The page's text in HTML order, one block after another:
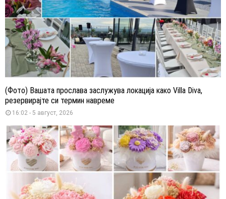
(Фото) Вашата прослава заслужува локација како Villa Diva,
резервирајте си термин навреме
16:02 - 5 август, 2026